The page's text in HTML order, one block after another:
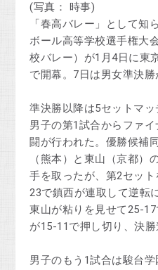
(写真： 時事)
「春高バレー」として知
ボール高等学校選手権大
校バレー）が1月4日に東
で開幕。7日は男女準決勝
準決勝以降は5セットマ
男子の第1試合からファ
闘が行われた。優勝候補
（熊本）と東山（京都）
手を取ったが、第2セッ
23で鎮西が連取して逆転
東山が粘りを見せて25-
が15-11で押し切り、決勝
男子のもう1試合は駿台